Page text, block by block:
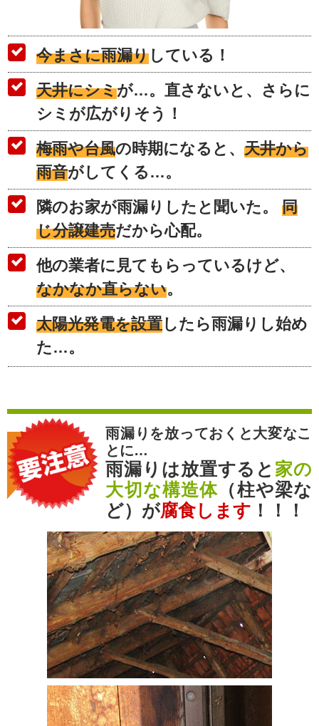
今まさに雨漏りしている！
天井にシミが…。直さないと、さらに
シミが広がりそう！
梅雨や台風の時期になると、天井から
雨音がしてくる…。
隣のお家が雨漏りしたと聞いた。同
じ分譲建売だから心配。
他の業者に見てもらっているけど、
なかなか直らない。
太陽光発電を設置したら雨漏りし始め
た…。
雨漏りを放っておくと大変なこ
とに…
雨漏りは放置すると 家の
大切な構造体 （柱や梁な
ど）が腐食します ！！！